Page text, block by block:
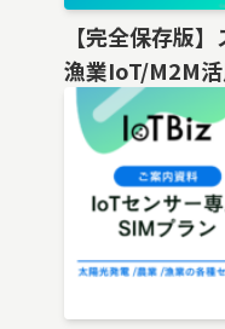
【完全保存版
漁業IoT/M2M活